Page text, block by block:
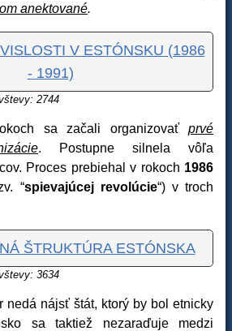
anektované.
V ESTÓNSKU (1986
- 1991)
2744
sa začali organizovať prvé
. Postupne silnela vôľa
Proces prebiehal v rokoch 1986
“spievajúcej revolúcie“) v troch
ŠTRUKTÚRA ESTÓNSKA
3634
nedá nájsť štát, ktorý by bol etnicky
sa taktiež nezaraďuje medzi